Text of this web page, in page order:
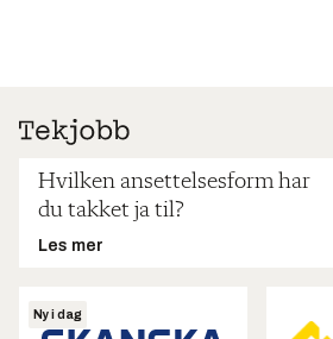
Hvilken ansettelsesform har
du takket ja til?
Les mer
Ny i dag